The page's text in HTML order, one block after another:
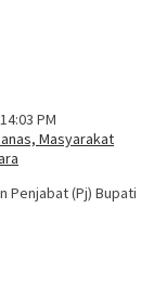
PM
Masyarakat
Penjabat (Pj) Bupati